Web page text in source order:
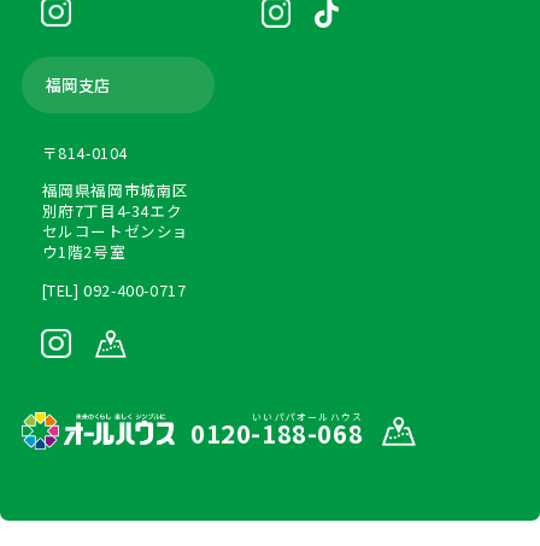
福岡支店
〒814-0104
福岡県福岡市城南区
別府7丁目4-34エク
セルコートゼンショ
ウ1階2号室
[TEL] 092-400-0717
いいパパオールハウス
0120-188-068